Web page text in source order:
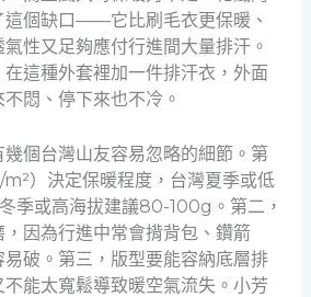
這個缺口——它比刷毛衣更保暖、
性又足夠應付行進間大量排汗。
這種外套裡加一件排汗衣，外面
悶、停下來也不冷。
個台灣山友容易忽略的細節。第
）決定保暖程度，台灣夏季或低
季或高海拔建議80-100g。第二，
因為行進中常會揹背包、鑽箭
破。第三，版型要能容納底層排
能太寬鬆導致暖空氣流失。小芳